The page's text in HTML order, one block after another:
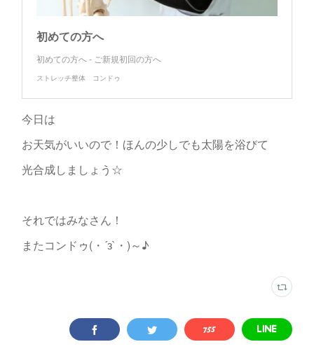
初めての方へ
初めての方へ - ご新規初回の方へ
ストレッチ整体 コンドゥ
今日は
お天気がいいので！ほんの少しでも太陽を浴びて
光合成しましょう☆
それではみなさん！
またコンドゥ(・´з`・)～♪